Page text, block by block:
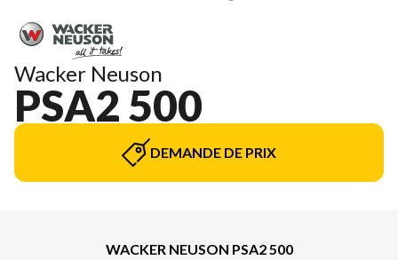
Wacker Neuson
PSA2 500
DEMANDE DE PRIX
WACKER NEUSON PSA2 500